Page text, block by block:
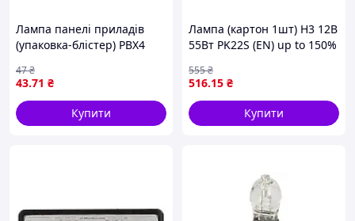
Лампа панелі приладів
(упаковка-блістер) PBX4
1 987 302 255
43.71 ₴
47₴
Купити
Лампа (картон 1шт) H3 12В
55Вт PK22S (EN) up to 150%
to 150m light beam, (EN) up
to 20% whiter light
516.15 ₴
555₴
Купити